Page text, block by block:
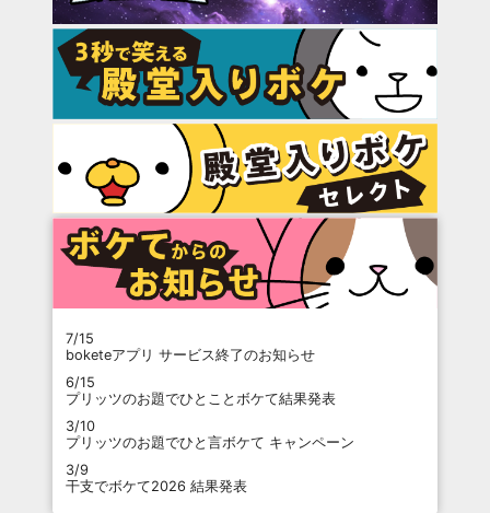
7/15
boketeアプリ サービス終了のお知らせ
6/15
プリッツのお題でひとことボケて結果発表
3/10
プリッツのお題でひと言ボケて キャンペーン
3/9
干支でボケて2026 結果発表